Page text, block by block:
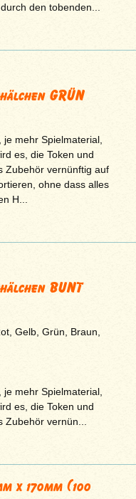
den tobenden...
GRÜN
mehr Spielmaterial,
es, die Token und
Zubehör vernünftig auf
ohne dass alles
H...
BUNT
Gelb, Grün, Braun,
mehr Spielmaterial,
es, die Token und
vernün...
x 170mm (100